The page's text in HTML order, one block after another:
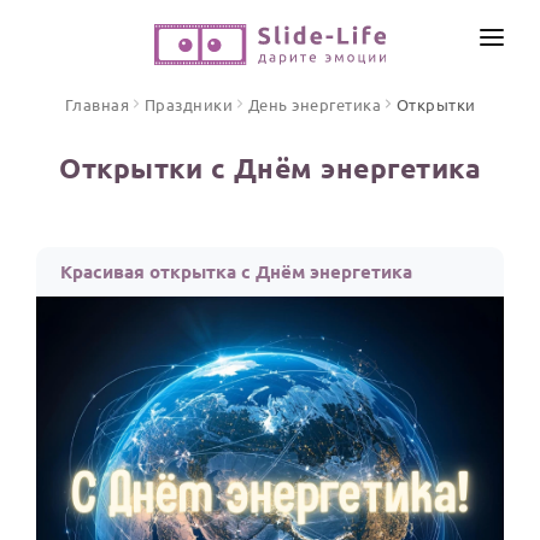
Песни поздравления
Стихи и тексты
ПРАЗДНИКИ
С Днем рождения
Юбилей
ИНСТРУМЕНТЫ
Главная Праздники День энергетика Открытки
Открытки с Днём энергетика
Красивая открытка с Днём энергетика